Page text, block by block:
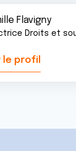
Flavigny
Droits et
le profil